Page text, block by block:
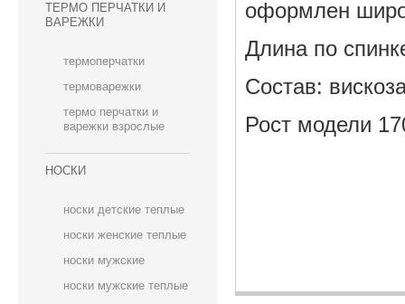
ТЕРМО ПЕРЧАТКИ И
ВАРЕЖКИ
термоперчатки
термоварежки
термо перчатки и
варежки взрослые
НОСКИ
носки детские теплые
носки женские теплые
носки мужские
носки мужские теплые
оформлен
Длина по
Состав:
Рост модели